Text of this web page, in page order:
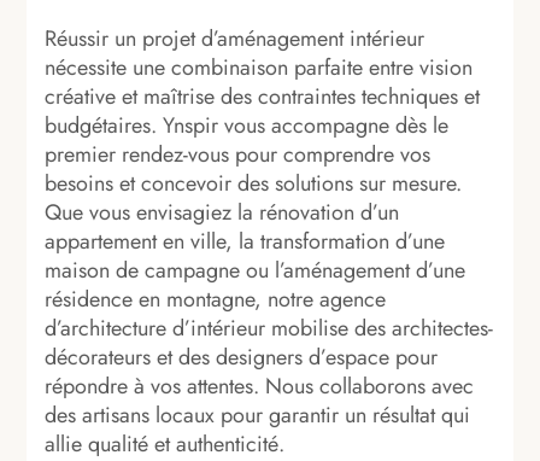
Réussir un projet d’aménagement intérieur
nécessite une combinaison parfaite entre vision
créative et maîtrise des contraintes techniques et
budgétaires. Ynspir vous accompagne dès le
premier rendez-vous pour comprendre vos
besoins et concevoir des solutions sur mesure.
Que vous envisagiez la rénovation d’un
appartement en ville, la transformation d’une
maison de campagne ou l’aménagement d’une
résidence en montagne, notre agence
d’architecture d’intérieur mobilise des architectes-
décorateurs et des designers d’espace pour
répondre à vos attentes. Nous collaborons avec
des artisans locaux pour garantir un résultat qui
allie qualité et authenticité.